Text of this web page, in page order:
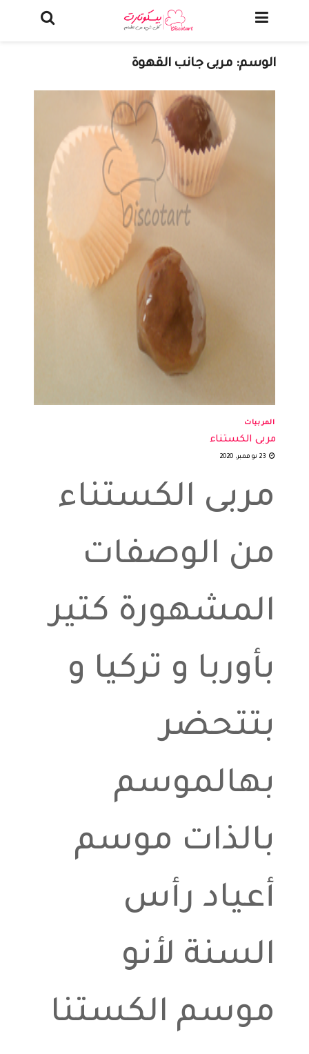
الوسم: مربى جانب القهوة
المربيات
مربى الكستناء
مربى الكستناء
من الوصفات
المشهورة كتير
بأوربا و تركيا و
بتتحضر
بهالموسم
بالذات موسم
أعياد رأس
السنة لأنو
موسم الكستنا